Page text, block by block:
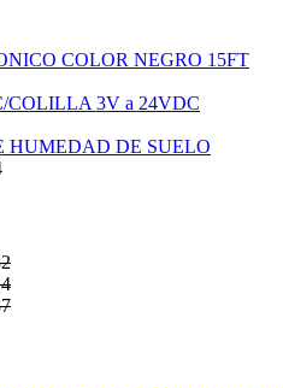
COLOR NEGRO 15FT
COLILLA 3V a 24VDC
HUMEDAD DE SUELO